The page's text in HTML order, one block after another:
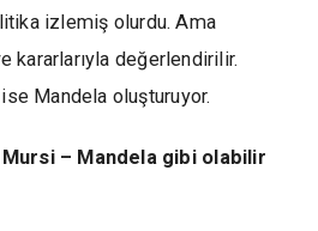
izlemiş olurdu. Ama
kararlarıyla değerlendirilir.
Mandela oluşturuyor.
– Mandela gibi olabilir